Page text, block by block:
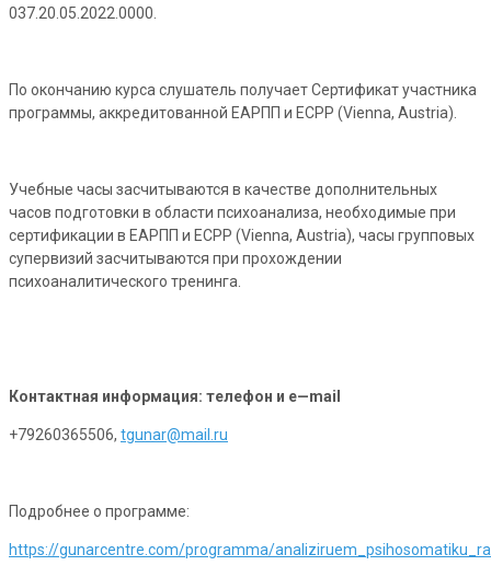
037.20.05.2022.0000.
По окончанию курса слушатель получает Сертификат участника
программы, аккредитованной ЕАРПП и ECPP (Vienna, Austria).
Учебные часы засчитываются в качестве дополнительных
часов подготовки в области психоанализа, необходимые при
сертификации в ЕАРПП и ECPP (Vienna, Austria), часы групповых
супервизий засчитываются при прохождении
психоаналитического тренинга.
Контактная информация: телефон и e—mail
+79260365506, tgunar@mail.ru
Подробнее о программе:
https://gunarcentre.com/programma/